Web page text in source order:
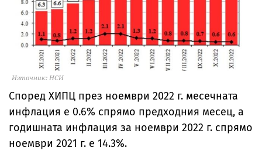
Източник: НСИ
Според ХИПЦ през ноември 2022 г. месечната
инфлация е 0.6% спрямо предходния месец, а
годишната инфлация за ноември 2022 г. спрямо
ноември 2021 г. е 14.3%.